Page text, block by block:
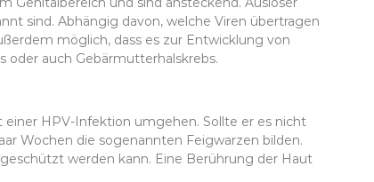
sind. Abhängig davon, welche Viren übertragen
möglich, dass es zur Entwicklung von
oder auch Gebärmutterhalskrebs.
HPV-Infektion umgehen. Sollte er es nicht
Wochen die sogenannten Feigwarzen bilden.
werden kann. Eine Berührung der Haut